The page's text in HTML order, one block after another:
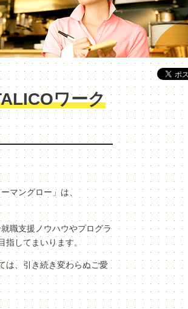
ワーク
マングロー」は、
職支援ノウハウやプログラ
指してまいります。
は、引き続き変わらぬご愛